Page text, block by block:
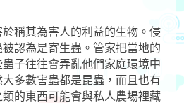
稱其為害人的利益的生物。侵
認為是寄生蟲。管家把當地的
子往往會弄亂他們家庭環境中
多數害蟲都是昆蟲，而且也有
的東西可能會與私人農場裡藏